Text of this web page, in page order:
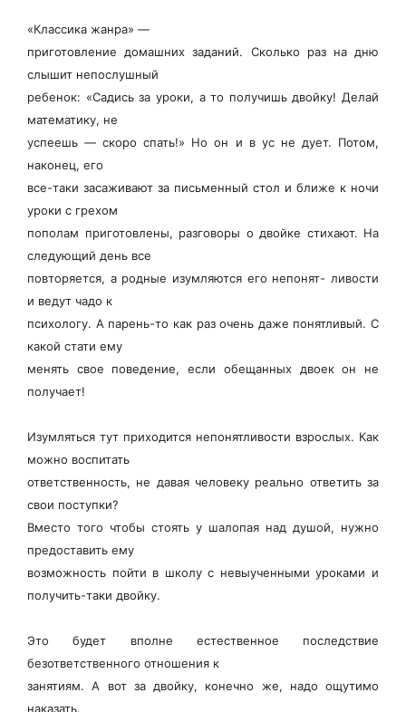
«Классика жанра» —
приготовление домашних заданий. Сколько раз на дню
слышит непослушный
ребенок: «Садись за уроки, а то получишь двойку! Делай
математику, не
успеешь — скоро спать!» Но он и в ус не дует. Потом,
наконец, его
все-таки засаживают за письменный стол и ближе к ночи
уроки с грехом
пополам приготовлены, разговоры о двойке стихают. На
следующий день все
повторяется, а родные изумляются его непонят- ливости
и ведут чадо к
психологу. А парень-то как раз очень даже понятливый. С
какой стати ему
менять свое поведение, если обещанных двоек он не
получает!
Изумляться тут приходится непонятливости взрослых. Как
можно воспитать
ответственность, не давая человеку реально ответить за
свои поступки?
Вместо того чтобы стоять у шалопая над душой, нужно
предоставить ему
возможность пойти в школу с невыученными уроками и
получить-таки двойку.
Это будет вполне естественное последствие
безответственного отношения к
занятиям. А вот за двойку, конечно же, надо ощутимо
наказать.